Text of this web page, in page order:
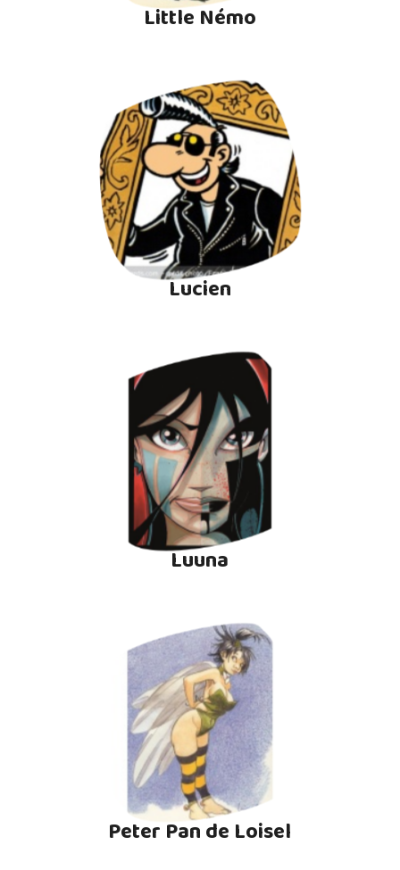
Little Némo
Lucien
Luuna
Peter Pan de Loisel